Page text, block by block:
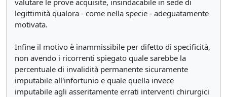
valutare le prove acquisite, insindacabile in sede di
legittimità qualora - come nella specie - adeguatamente
motivata.
Infine il motivo è inammissibile per difetto di specificità,
non avendo i ricorrenti spiegato quale sarebbe la
percentuale di invalidità permanente sicuramente
imputabile all'infortunio e quale quella invece
imputabile agli asseritamente errati interventi chirurgici